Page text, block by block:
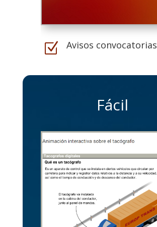
Z Avisos convocatorias
Fácil